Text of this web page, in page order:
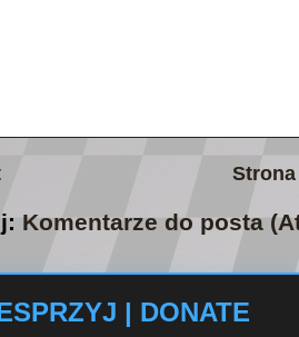
Strona
Komentarze do posta
| DONATE